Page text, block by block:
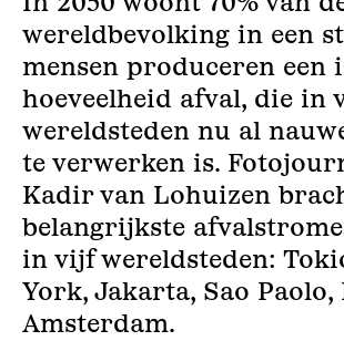
wereldbevolking in een
mensen produceren een
hoeveelheid afval, die in
wereldsteden nu al
te verwerken is.
Kadir van Lohuizen
belangrijkste
in vijf wereldsteden:
York, Jakarta, Sao Paolo,
Amsterdam.